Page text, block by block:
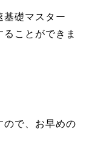
基礎マスター
ることができま
ので、お早めの